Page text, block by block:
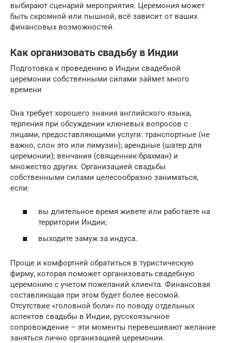
выбирают сценарий мероприятия. Церемония может
быть скромной или пышной, всё зависит от ваших
финансовых возможностей.
Как организовать свадьбу в Индии
Подготовка к проведению в Индии свадебной
церемонии собственными силами займет много
времени
Она требует хорошего знания английского языка,
терпения при обсуждении ключевых вопросов с
лицами, предоставляющими услуги: транспортные (не
важно, слон это или лимузин); арендные (шатер для
церемонии); венчания (священник-брахман) и
множество других. Организацией свадьбы
собственными силами целесообразно заниматься,
если:
вы длительное время живете или работаете на
территории Индии;
выходите замуж за индуса.
Проще и комфортней обратиться в туристическую
фирму, которая поможет организовать свадебную
церемонию с учетом пожеланий клиента. Финансовая
составляющая при этом будет более весомой.
Отсутствие «головной боли» по поводу отдельных
аспектов свадьбы в Индии, русскоязычное
сопровождение – эти моменты перевешивают желание
заняться лично организацией церемонии.